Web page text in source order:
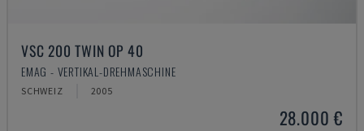
VSC 200 TWIN OP 40
EMAG - VERTIKAL-DREHMASCHINE
SCHWEIZ 2005
28.000 €